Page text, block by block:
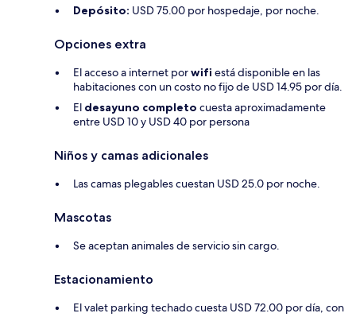
Depósito: USD 75.00 por hospedaje, por noche.
Opciones extra
El acceso a internet porwifi está disponible en las
habitaciones con un costo no fijo de USD 14.95 por día.
El desayuno completo cuesta aproximadamente
entre USD 10 y USD 40 por persona
Niños y camas adicionales
Las camas plegables cuestan USD 25.0 por noche.
Mascotas
Se aceptan animales de servicio sin cargo.
Estacionamiento
El valet parking techado cuesta USD 72.00 por día, con